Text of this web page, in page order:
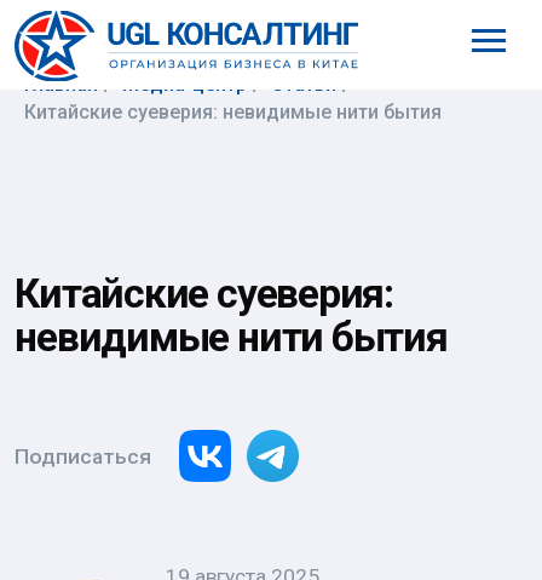
8 (800) 777-61-98
Главная / Медиа-центр / Статьи /
Китайские суеверия: невидимые нити бытия
невидимые нити бытия
19 августа 2025
Анна Власова